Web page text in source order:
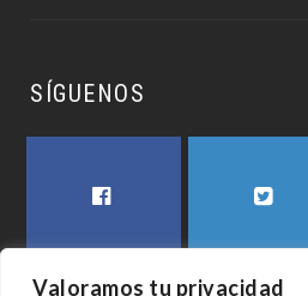
Valoramos tu privacidad
SÍGUENOS